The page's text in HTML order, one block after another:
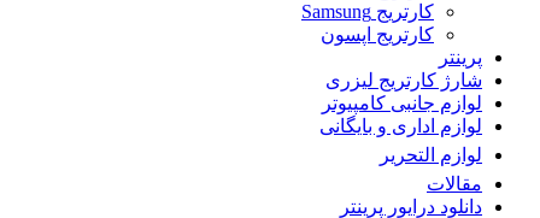
کارتریج Samsung
کارتریج اپسون
پرینتر
شارژ کارتریج لیزری
لوازم جانبی کامپیوتر
لوازم اداری و بایگانی
لوازم التحریر
مقالات
دانلود درایور پرینتر